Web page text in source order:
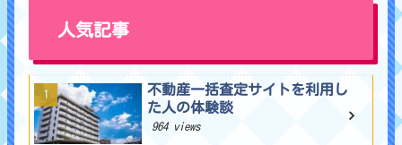
人気記事
不動産一括査定サイトを利用し
た人の体験談
964 views